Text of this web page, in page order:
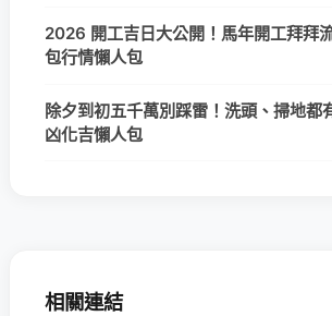
2026 開工吉日大公開！馬年開工拜拜
包行情懶人包
除夕到初五千萬別踩雷！洗頭、掃地都
凶化吉懶人包
相關連結